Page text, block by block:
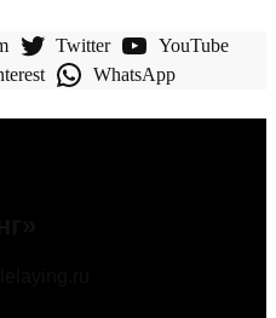
Twitter
YouTube
WhatsApp